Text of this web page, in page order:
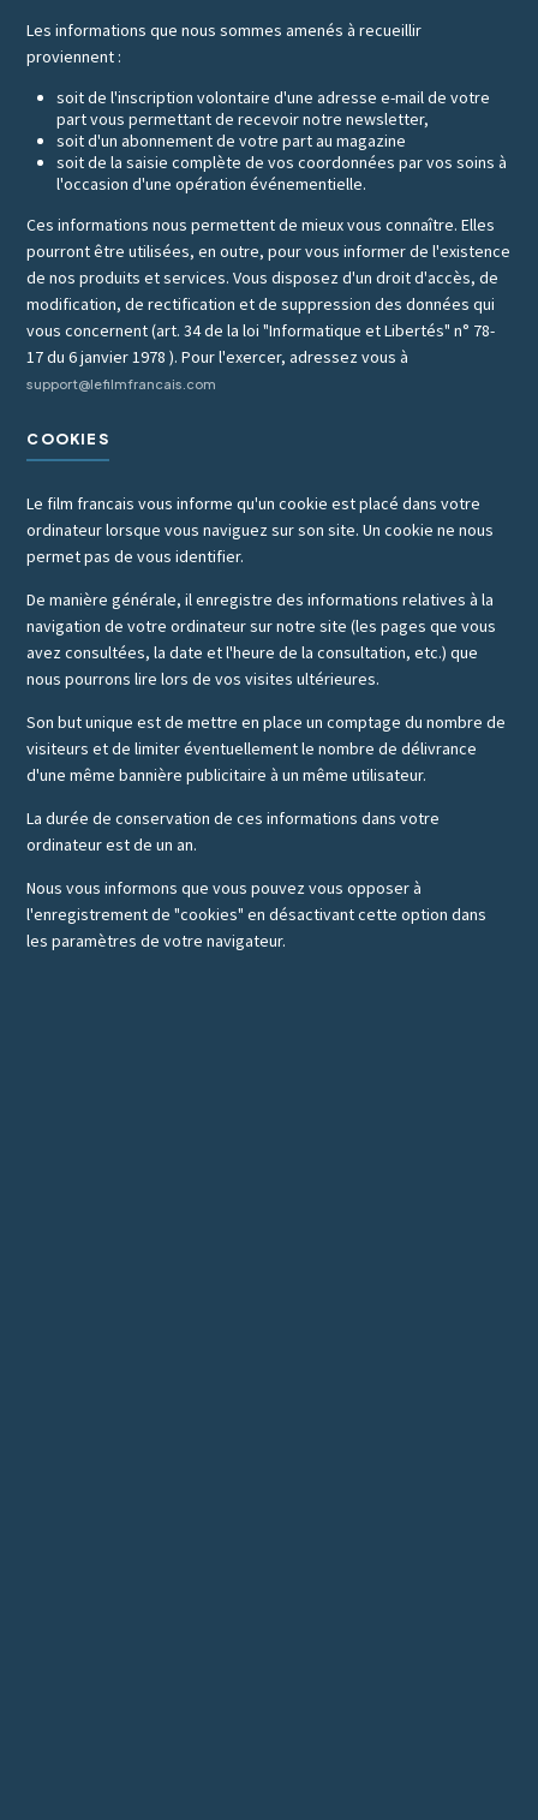
Les informations que nous sommes amenés à recueillir
proviennent :
soit de l'inscription volontaire d'une adresse e-mail de votre
part vous permettant de recevoir notre newsletter,
soit d'un abonnement de votre part au magazine
soit de la saisie complète de vos coordonnées par vos soins à
l'occasion d'une opération événementielle.
Ces informations nous permettent de mieux vous connaître. Elles
pourront être utilisées, en outre, pour vous informer de l'existence
de nos produits et services. Vous disposez d'un droit d'accès, de
modification, de rectification et de suppression des données qui
vous concernent (art. 34 de la loi "Informatique et Libertés" n° 78-
17 du 6 janvier 1978 ). Pour l'exercer, adressez vous à
support@lefilmfrancais.com
COOKIES
Le film francais vous informe qu'un cookie est placé dans votre
ordinateur lorsque vous naviguez sur son site. Un cookie ne nous
permet pas de vous identifier.
De manière générale, il enregistre des informations relatives à la
navigation de votre ordinateur sur notre site (les pages que vous
avez consultées, la date et l'heure de la consultation, etc.) que
nous pourrons lire lors de vos visites ultérieures.
Son but unique est de mettre en place un comptage du nombre de
visiteurs et de limiter éventuellement le nombre de délivrance
d'une même bannière publicitaire à un même utilisateur.
La durée de conservation de ces informations dans votre
ordinateur est de un an.
Nous vous informons que vous pouvez vous opposer à
l'enregistrement de "cookies" en désactivant cette option dans
les paramètres de votre navigateur.